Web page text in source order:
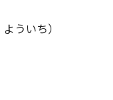
よういち）